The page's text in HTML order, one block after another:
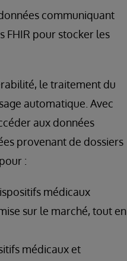
communiquant
FHIR pour stocker les
le traitement du
automatique. Avec
aux données
provenant de dossiers
:
médicaux
sur le marché, tout en
médicaux et